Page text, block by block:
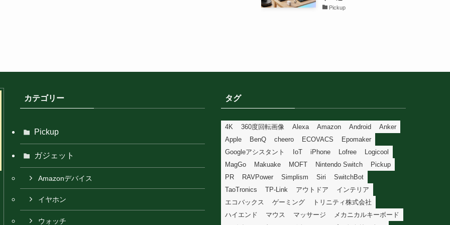
Pickup
カテゴリー
Pickup
ガジェット
Amazonデバイス
イヤホン
ウォッチ
タグ
4K 360度回転画像 Alexa Amazon Android
Anker
Apple
BenQ cheero ECOVACS
Epomaker
Googleアシスタント
IoT iPhone Lofree
Logicool
MagGo
Makuake MOFT Nintendo Switch
Pickup
PR
RAVPower Simplism Siri
SwitchBot
TaoTronics
TP-Link アウトドア
インテリア
エコバックス
ゲーミング
トリニティ株式会社
ハイエンド
マウス マッサージ
メカニカルキーボード